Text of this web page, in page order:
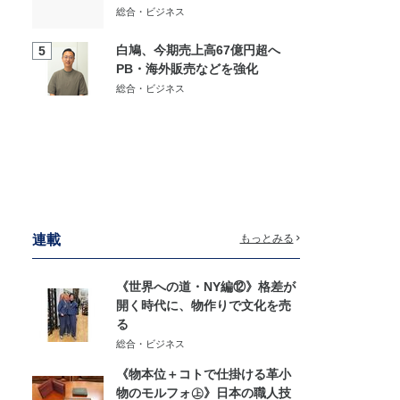
総合・ビジネス
5
白鳩、今期売上高67億円超へ
PB・海外販売などを強化
総合・ビジネス
連載 もっとみる
《世界への道・NY編⑫》格差が
開く時代に、物作りで文化を売
る
総合・ビジネス
《物本位＋コトで仕掛ける革小
物のモルフォ㊤》日本の職人技